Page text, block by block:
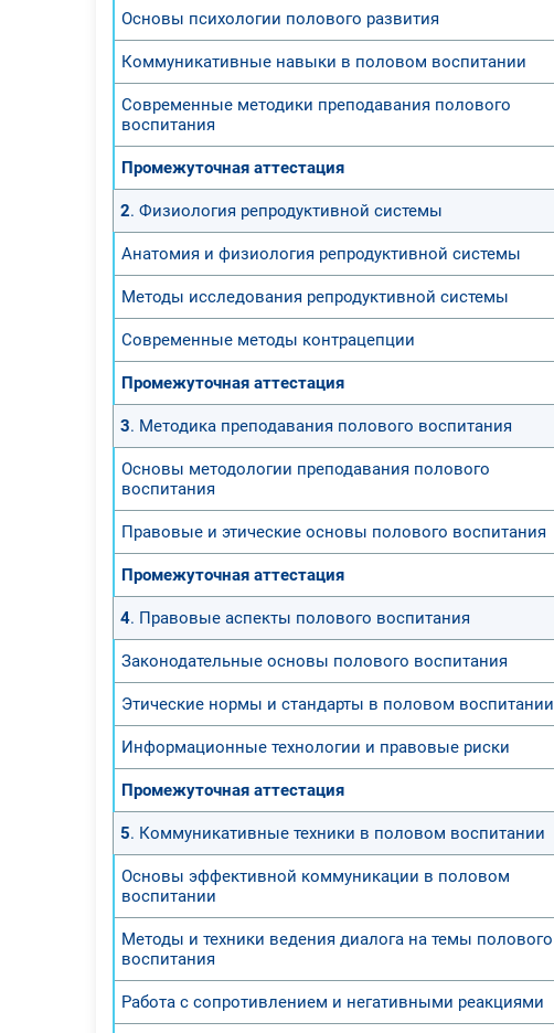
Основы психологии полового развития
Коммуникативные навыки в половом воспитании
Современные методики преподавания полового
воспитания
Промежуточная аттестация
2. Физиология репродуктивной системы
Анатомия и физиология репродуктивной системы
Методы исследования репродуктивной системы
Современные методы контрацепции
Промежуточная аттестация
3. Методика преподавания полового воспитания
Основы методологии преподавания полового
воспитания
Правовые и этические основы полового воспитания
Промежуточная аттестация
4. Правовые аспекты полового воспитания
Законодательные основы полового воспитания
Этические нормы и стандарты в половом воспитании
Информационные технологии и правовые риски
Промежуточная аттестация
5. Коммуникативные техники в половом воспитании
Основы эффективной коммуникации в половом
воспитании
Методы и техники ведения диалога на темы полового
воспитания
Работа с сопротивлением и негативными реакциями